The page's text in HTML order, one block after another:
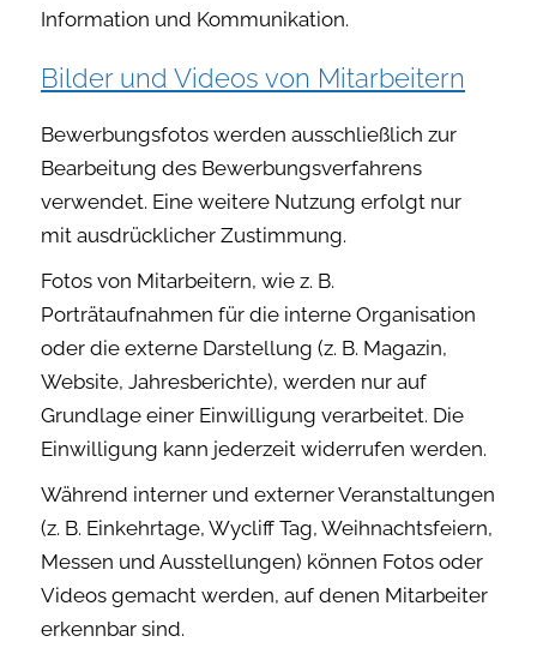
Information und Kommunikation.
Bilder und Videos von Mitarbeitern
Bewerbungsfotos werden ausschließlich zur
Bearbeitung des Bewerbungsverfahrens
verwendet. Eine weitere Nutzung erfolgt nur
mit ausdrücklicher Zustimmung.
Fotos von Mitarbeitern, wie z. B.
Porträtaufnahmen für die interne Organisation
oder die externe Darstellung (z. B. Magazin,
Website, Jahresberichte), werden nur auf
Grundlage einer Einwilligung verarbeitet. Die
Einwilligung kann jederzeit widerrufen werden.
Während interner und externer Veranstaltungen
(z. B. Einkehrtage, Wycliff Tag, Weihnachtsfeiern,
Messen und Ausstellungen) können Fotos oder
Videos gemacht werden, auf denen Mitarbeiter
erkennbar sind.